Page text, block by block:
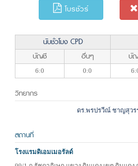
โบรชัวร์
นับชั่วโมง CPD
บัญชี
อื่นๆ บั
6:0 0:0
วิทยากร
ดร.พรปรวีณ์ ชาญสุว
สถานที่
โรงแรมดิเอมเมอรัลด์